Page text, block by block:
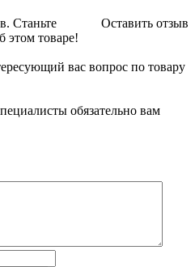
Оставить отзыв
Станьте
этом товаре!
вас вопрос по товару
обязательно вам